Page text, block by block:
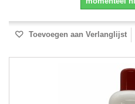
Toevoegen aan Verlanglijst